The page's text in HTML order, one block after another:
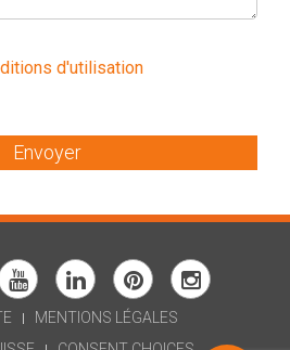
d'utilisation
Envoyer
MENTIONS LÉGALES